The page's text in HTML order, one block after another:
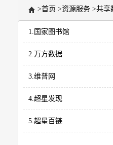
>首页 >资源服务 >共享
1.国家图书馆
2.万方数据
3.维普网
4.超星发现
5.超星百链